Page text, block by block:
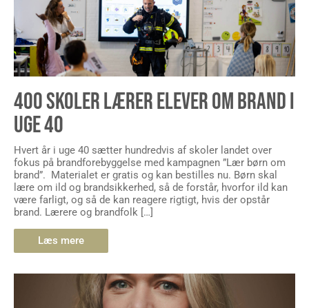
400 SKOLER LÆRER ELEVER OM BRAND I
UGE 40
Hvert år i uge 40 sætter hundredvis af skoler landet over
fokus på brandforebyggelse med kampagnen ”Lær børn om
brand”. Materialet er gratis og kan bestilles nu. Børn skal
lære om ild og brandsikkerhed, så de forstår, hvorfor ild kan
være farligt, og så de kan reagere rigtigt, hvis der opstår
brand. Lærere og brandfolk […]
Læs mere